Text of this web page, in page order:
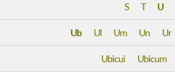
S T U
Ub Ul Um Un Ur
Ubicui Ubicum